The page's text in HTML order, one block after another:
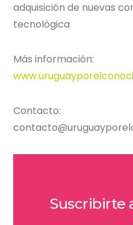
adquisición de nuevas
tecnológica
Más información:
Contacto:
Suscribirte